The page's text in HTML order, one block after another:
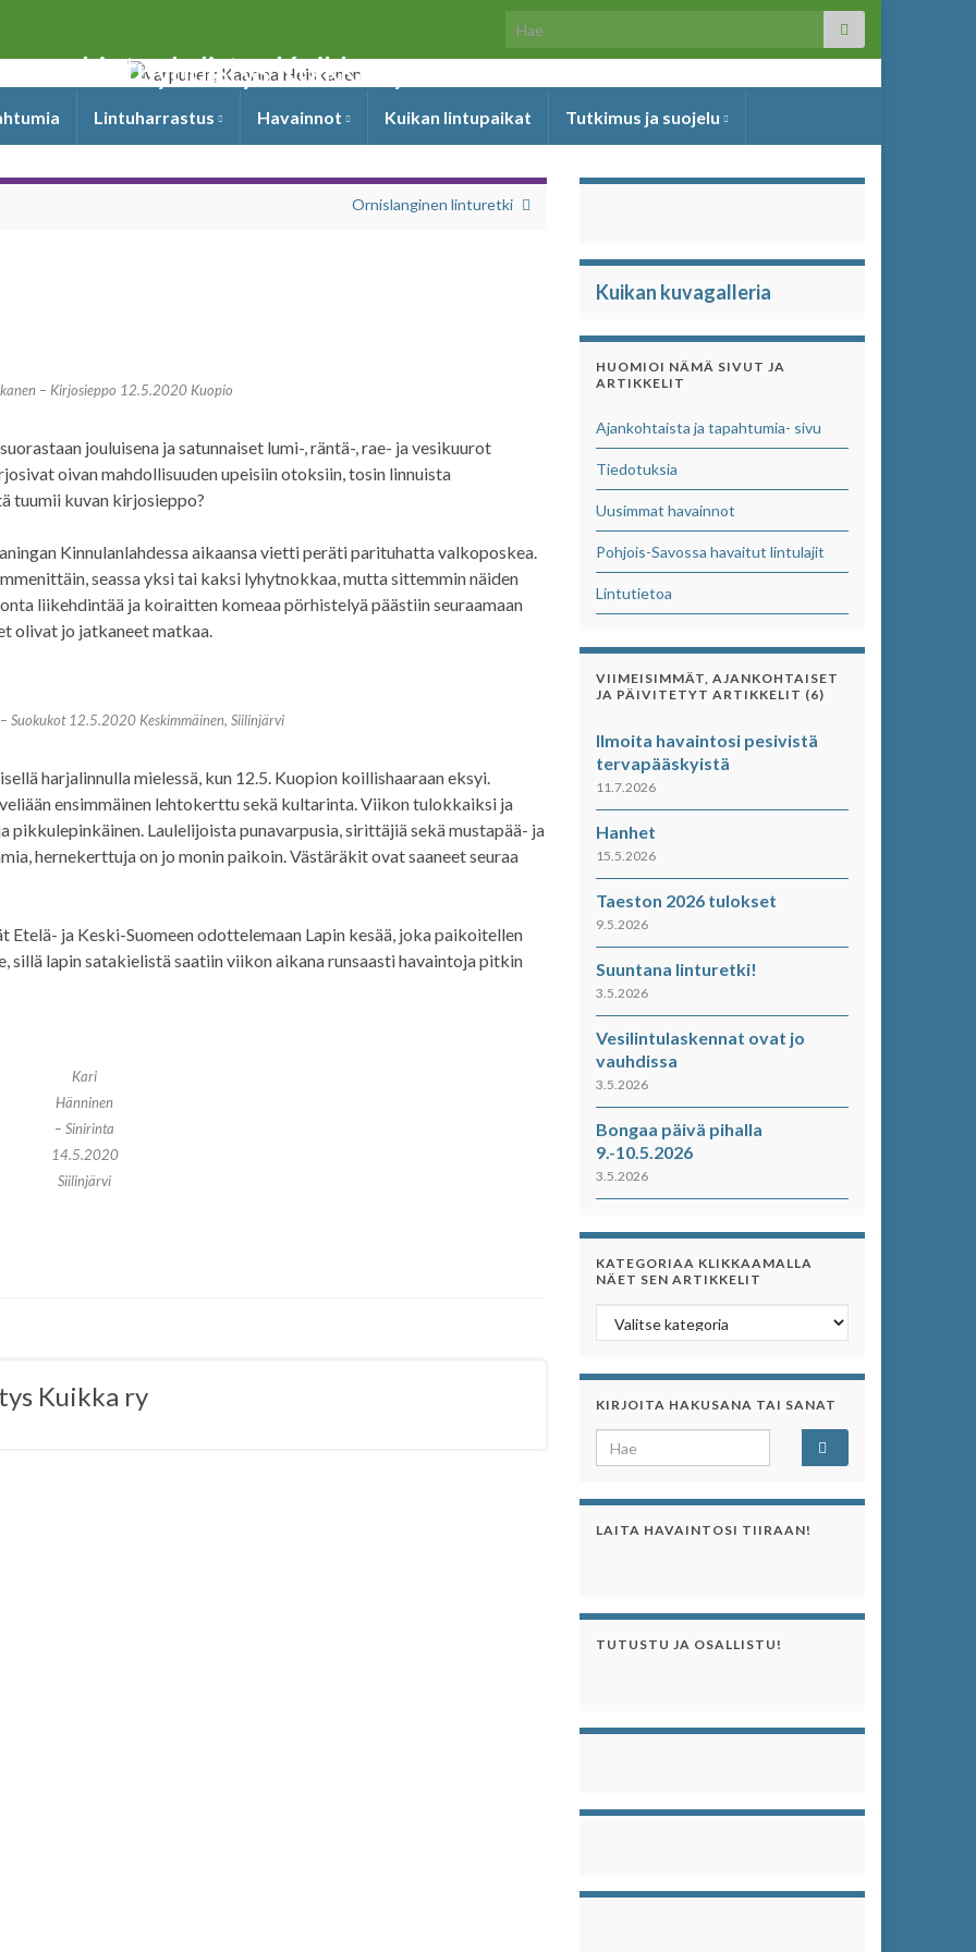
Search for:
Lintuyhdistys Kuikka ry
Lintuharrastus Havainnot Kuikan lintupaikat Tutkimus ja suojelu
Ornislanginen linturetki
– Kirjosieppo 12.5.2020 Kuopio
jouluisena ja satunnaiset lumi-, räntä-, rae- ja vesikuurot
oivan mahdollisuuden upeisiin otoksiin, tosin linnuista
tuumii kuvan kirjosieppo?
Kinnulanlahdessa aikaansa vietti peräti parituhatta valkoposkea.
seassa yksi tai kaksi lyhytnokkaa, mutta sittemmin näiden
liikehdintää ja koiraitten komeaa pörhistelyä päästiin seuraamaan
olivat jo jatkaneet matkaa.
Suokukot 12.5.2020 Keskimmäinen, Siilinjärvi
harjalinnulla mielessä, kun 12.5. Kuopion koillishaaraan eksyi.
ensimmäinen lehtokerttu sekä kultarinta. Viikon tulokkaiksi ja
Laulelijoista punavarpusia, sirittäjiä sekä mustapää- ja
hernekerttuja on jo monin paikoin. Västäräkit ovat saaneet seuraa
ja Keski-Suomeen odottelemaan Lapin kesää, joka paikoitellen
sillä lapin satakielistä saatiin viikon aikana runsaasti havaintoja pitkin
Kari
Hänninen
– Sinirinta
14.5.2020
Siilinjärvi
Kuikka ry
Kuikan kuvagalleria
HUOMIOI NÄMÄ SIVUT JA
ARTIKKELIT
Ajankohtaista ja tapahtumia- sivu
Tiedotuksia
Uusimmat havainnot
Pohjois-Savossa havaitut lintulajit
Lintutietoa
VIIMEISIMMÄT, AJANKOHTAISET
JA PÄIVITETYT ARTIKKELIT (6)
Ilmoita havaintosi pesivistä
tervapääskyistä
11.7.2026
Hanhet
15.5.2026
Taeston 2026 tulokset
9.5.2026
Suuntana linturetki!
3.5.2026
Vesilintulaskennat ovat jo
vauhdissa
3.5.2026
Bongaa päivä pihalla
9.-10.5.2026
3.5.2026
KATEGORIAA KLIKKAAMALLA
NÄET SEN ARTIKKELIT
Kategoriaa klikkaamalla näet sen artikkelit
KIRJOITA HAKUSANA TAI SANAT
Search for:
LAITA HAVAINTOSI TIIRAAN!
TUTUSTU JA OSALLISTU!